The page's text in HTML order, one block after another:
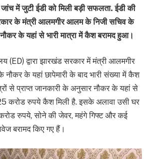
जांच में जुटी ईडी को मिली बड़ी सफलता. ईडी की
के मंत्री आलमगीर आलम के निजी सचिव के
के यहां से भारी मात्रा में कैश बरामद हुआ।
(ED) द्वारा झारखंड सरकार में मंत्री आलमगीर
के यहां छापेमारी के बाद भारी संख्या में कैश
से प्राप्त जानकारी के अनुसार नौकर के यहां से
करोड रुपये कैश मिली है. इसके अलावा उसी घर
रुपये, सोने की जेवर, महंगे गिफ्ट और कई
बरामद किए गए हैं।